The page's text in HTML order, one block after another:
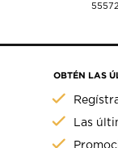
OBTÉN LAS
Las